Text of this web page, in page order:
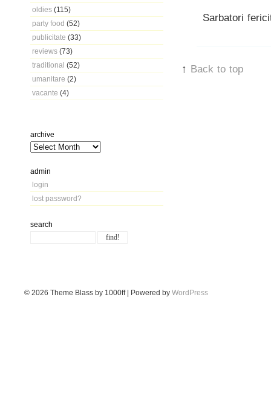
oldies (115)
party food (52)
publicitate (33)
reviews (73)
traditional (52)
umanitare (2)
vacante (4)
archive
admin
login
lost password?
search
Sarbatori
↑ Back to top
© 2026 Theme Blass by 1000ff | Powered by WordPress